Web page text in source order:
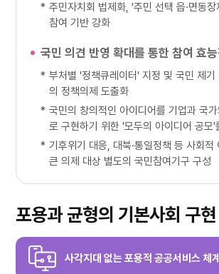
* 주민자치회 법제화, '주민 선택 읍·면동
참여 기반 강화
국민 의견 반영 확대를 통한 참여 효
* 부처별 '정책큐레이터' 지정 및 국민 제기
의 정책의제 도출화
* 국민의 창의적인 아이디어를 기업과 국
로 구현하기 위한 '모두의 아이디어 공모'
* 기후위기 대응, 대북·통일정책 등 사회적
큰 의제 대상 별도의 국민참여기구 구성
포용과 균형의 기본사회 구현
사각지대 없는 포용적 공공서비스 체